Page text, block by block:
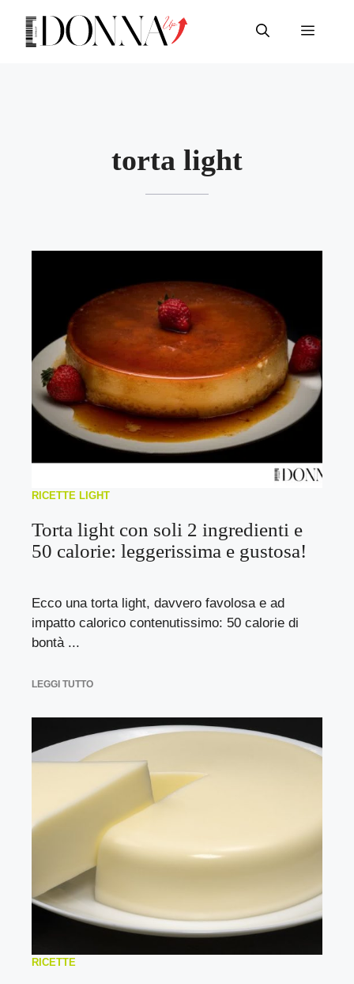
contenuto
Menu
torta light
RICETTE LIGHT
Torta light con soli 2 ingredienti e
50 calorie: leggerissima e gustosa!
Ecco una torta light, davvero favolosa e ad
impatto calorico contenutissimo: 50 calorie di
bontà ...
LEGGI TUTTO
RICETTE